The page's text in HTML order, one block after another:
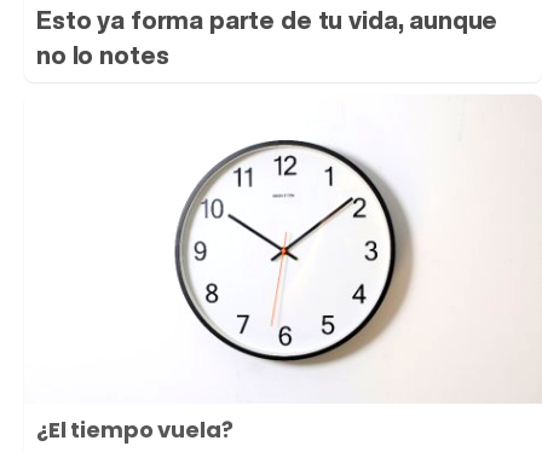
Esto ya forma parte de tu vida, aunque
no lo notes
¿El tiempo vuela?